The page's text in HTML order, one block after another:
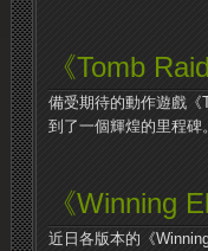
《Tomb
備受期待的動作遊戲
到了一個輝煌的里程
《Winning
近日各版本的《